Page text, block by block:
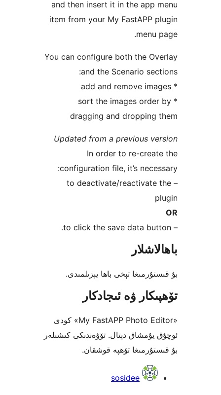
and then insert it in the
item from your My
You can configure both the
and the Scenario
* sort the images
dragging and
Updated from a previous
In order to re-
configuration file, it’s
– to deactivate/
تېخى باھا يېزىلمىدى.
ۋە ئىجادكار
«My FastAPP Photo Editor» كودى
دېتال. تۆۋەندىكى كىشىلەر
تۆھپە قوشقان.